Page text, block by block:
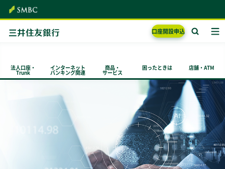
口座開設申込
法人口座・
Trunk
インターネット
バンキング関連
商品・
サービス
困ったときは 店舗・ATM